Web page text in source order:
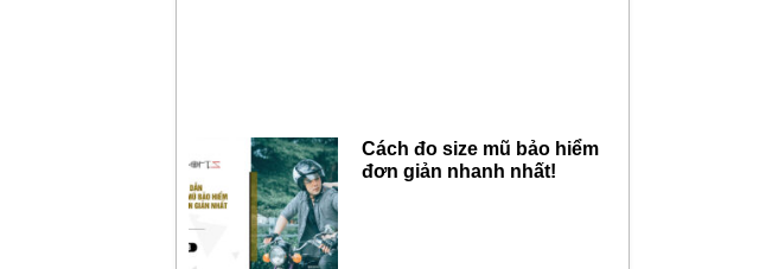
Cách đo size mũ bảo hiểm
đơn giản nhanh nhất!